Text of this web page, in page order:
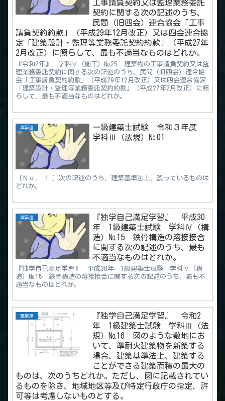
工事請負契約又は監理業務委託
契約に関する次の記述のうち、
民間（旧四会）連合協会「工事
請負契約約款」（平成29年12月改正）又は四会連合協
定「建築設計・監理等業務委託契約約款」（平成27年
2月改正）に照らして、最も不適当なものはどれか。
『令和2年』 学科Ⅴ（施工）№25 建築物の工事請負契約又は監
理業務委託契約に関する次の記述のうち、民間（旧四会）連合協
会「工事請負契約約款」（平成29年12月改正）又は四会連合協定
「建築設計・監理等業務委託契約約款」（平成27年2月改正）に照
らして、最も不適当なものはどれか。
建築屋
一級建築士試験 令和３年度
学科Ⅲ（法規）№01
〔Ｎｏ． 1 〕次の記述のうち、建築基準法上、誤っているものは
どれか。
建築屋
『独学自己満足学習』 平成30
年 1級建築士試験 学科Ⅳ（構
造）№15 鉄骨構造の溶接接合
に関する次の記述のうち、最も
不適当なものはどれか。
『独学自己満足学習』 平成30年 1級建築士試験 学科Ⅳ（構
造）№15 鉄骨構造の溶接接合に関する次の記述のうち、最も不
適当なものはどれか。
建築屋
『独学自己満足学習』 令和2
年 1級建築士試験 学科Ⅲ（法
規）№16 図のような敷地にお
いて、準耐火建築物を新築する
場合、建築基準法上、建築する
ことができる建築面積の最大の
ものは、次のうちどれか。ただし、図に記載されてい
るものを除き、地域地区等及び特定行政庁の指定、許
可等は考慮しないものとする。